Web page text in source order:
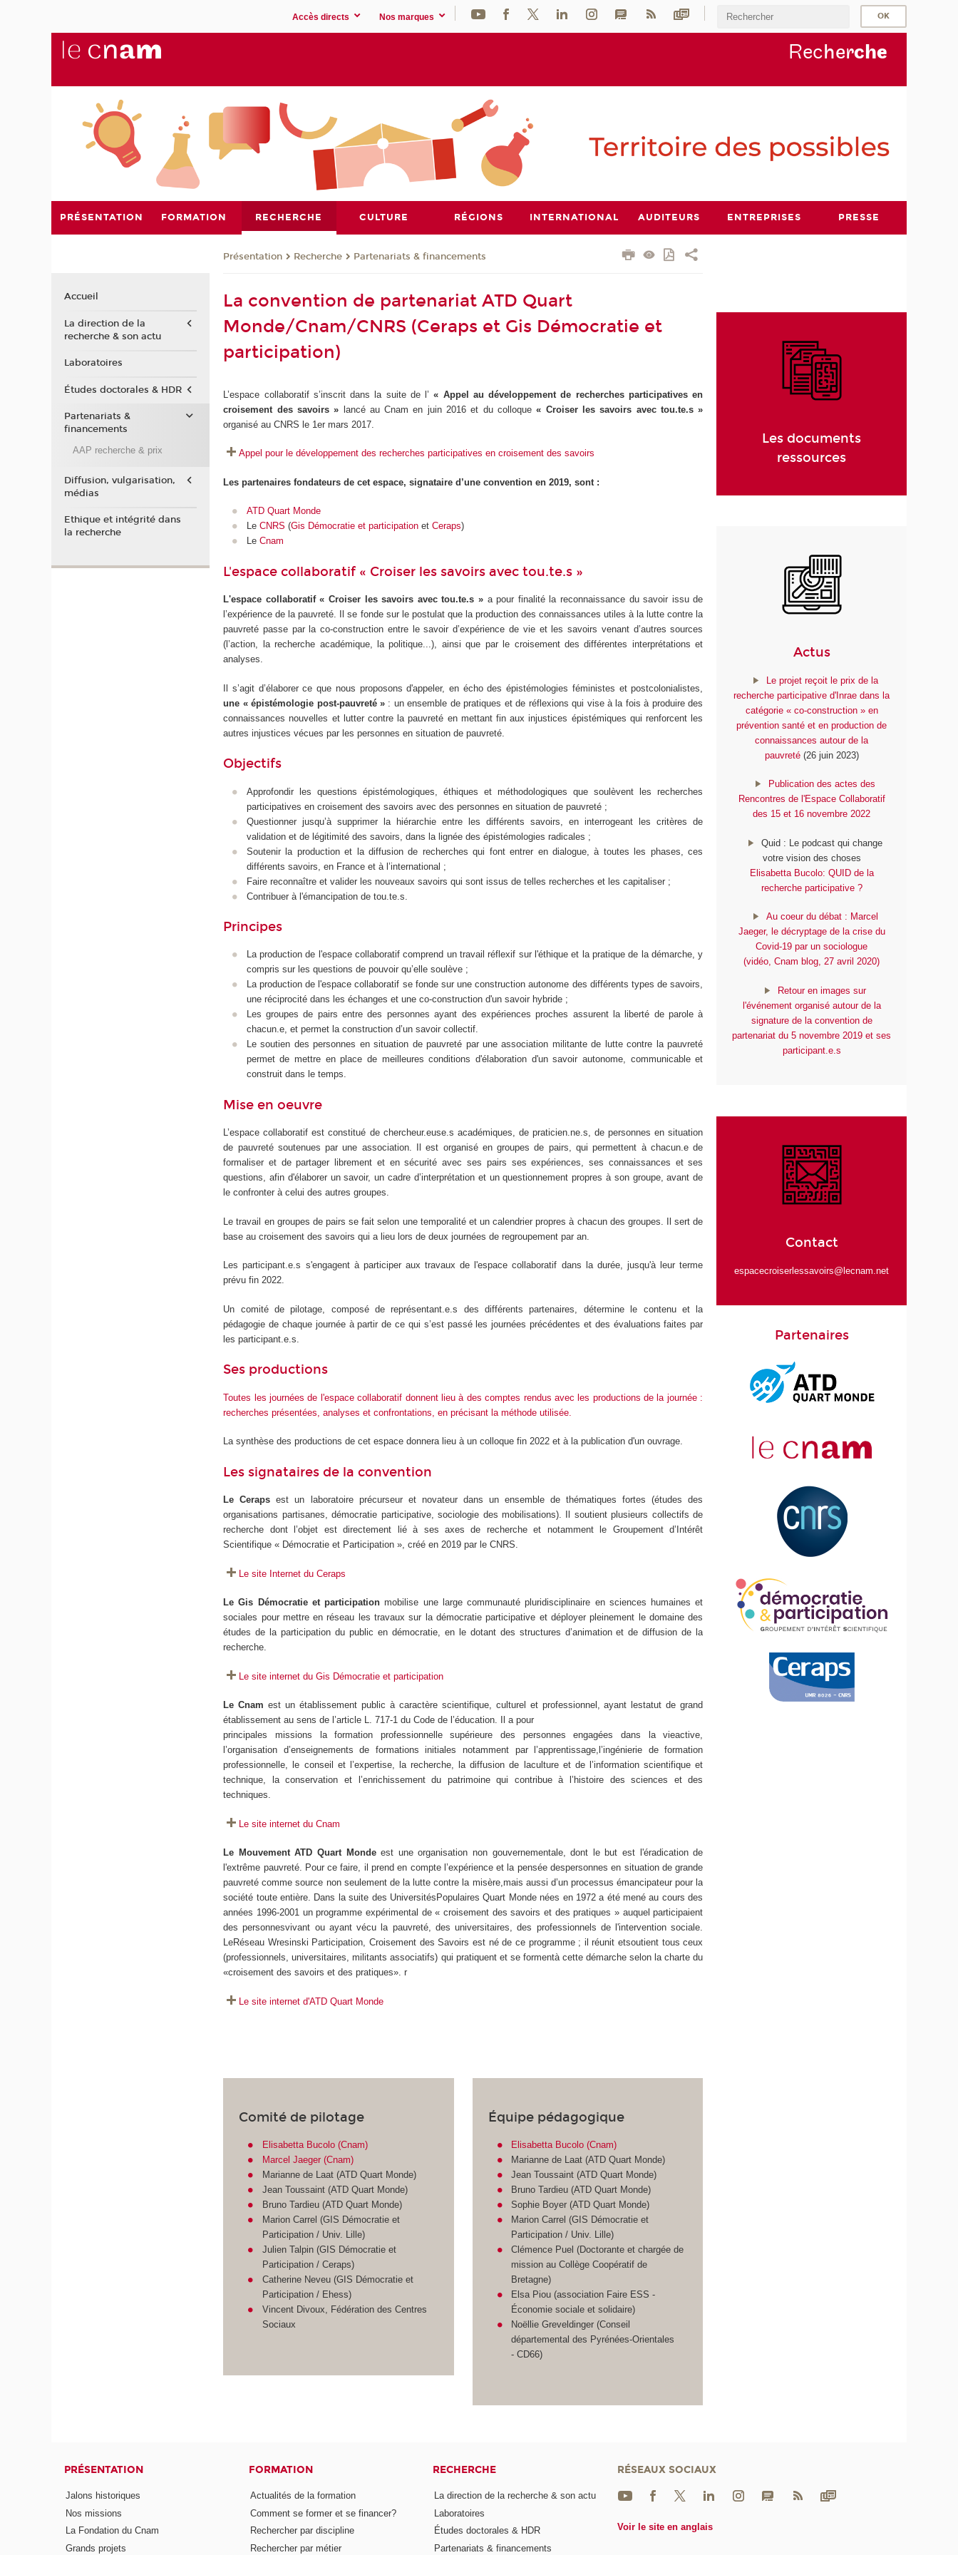
Accès directs Nos marques
Recherche
PRÉSENTATION FORMATION RECHERCHE CULTURE RÉGIONS INTERNATIONAL AUDITEURS ENTREPRISES PRESSE
Présentation Recherche Partenariats & financements
La convention de partenariat ATD Quart
Monde/Cnam/CNRS (Ceraps et Gis Démocratie et
participation)
L’espace collaboratif s’inscrit dans la suite de l’ « Appel au développement de recherches participatives en
croisement des savoirs » lancé au Cnam en juin 2016 et du colloque« Croiser les savoirs avec tou.te.s »
organisé au CNRS le 1er mars 2017.
Appel pour le développement des recherches participatives en croisement des savoirs
Les partenaires fondateurs de cet espace, signataire d’une convention en 2019, sont :
ATD Quart Monde
Le CNRS (Gis Démocratie et participationet Ceraps)
Le Cnam
L'espace collaboratif « Croiser les savoirs avec tou.te.s »
L'espace collaboratif « Croiser les savoirs avec tou.te.s »a pour finalité la reconnaissance du savoir issu de
l’expérience de la pauvreté. Il se fonde sur le postulat que la production des connaissances utiles à la lutte contre la
pauvreté passe par la co-construction entre le savoir d’expérience de vie et les savoirs venant d’autres sources
(l’action, la recherche académique, la politique...), ainsi que par le croisement des différentes interprétations et
analyses.
Il s’agit d’élaborer ce que nous proposons d'appeler, en écho des épistémologies féministes et postcolonialistes,
une « épistémologie post-pauvreté » : un ensemble de pratiques et de réflexions qui vise à la fois à produire des
connaissances nouvelles et lutter contre la pauvreté en mettant fin aux injustices épistémiques qui renforcent les
autres injustices vécues par les personnes en situation de pauvreté.
Objectifs
Approfondir les questions épistémologiques, éthiques et méthodologiques que soulèvent les recherches
participatives en croisement des savoirs avec des personnes en situation de pauvreté ;
Questionner jusqu’à supprimer la hiérarchie entre les différents savoirs, en interrogeant les critères de
validation et de légitimité des savoirs, dans la lignée des épistémologies radicales ;
Soutenir la production et la diffusion de recherches qui font entrer en dialogue, à toutes les phases, ces
différents savoirs, en France et à l’international ;
Faire reconnaître et valider les nouveaux savoirs qui sont issus de telles recherches et les capitaliser ;
Contribuer à l'émancipation de tou.te.s.
Principes
La production de l'espace collaboratif comprend un travail réflexif sur l'éthique et la pratique de la démarche, y
compris sur les questions de pouvoir qu’elle soulève ;
La production de l'espace collaboratif se fonde sur une construction autonome des différents types de savoirs,
une réciprocité dans les échanges et une co-construction d'un savoir hybride ;
Les groupes de pairs entre des personnes ayant des expériences proches assurent la liberté de parole à
chacun.e, et permet la construction d’un savoir collectif.
Le soutien des personnes en situation de pauvreté par une association militante de lutte contre la pauvreté
permet de mettre en place de meilleures conditions d'élaboration d'un savoir autonome, communicable et
construit dans le temps.
Mise en oeuvre
L’espace collaboratif est constitué de chercheur.euse.s académiques, de praticien.ne.s, de personnes en situation
de pauvreté soutenues par une association. Il est organisé en groupes de pairs, qui permettent à chacun.e de
formaliser et de partager librement et en sécurité avec ses pairs ses expériences, ses connaissances et ses
questions, afin d'élaborer un savoir, un cadre d’interprétation et un questionnement propres à son groupe, avant de
le confronter à celui des autres groupes.
Le travail en groupes de pairs se fait selon une temporalité et un calendrier propres à chacun des groupes. Il sert de
base au croisement des savoirs qui a lieu lors de deux journées de regroupement par an.
Les participant.e.s s'engagent à participer aux travaux de l'espace collaboratif dans la durée, jusqu'à leur terme
prévu fin 2022.
Un comité de pilotage, composé de représentant.e.s des différents partenaires, détermine le contenu et la
pédagogie de chaque journée à partir de ce qui s’est passé les journées précédentes et des évaluations faites par
les participant.e.s.
Ses productions
Toutes les journées de l'espace collaboratif donnent lieu à des comptes rendus avec les productions de la journée :
recherches présentées, analyses et confrontations, en précisant la méthode utilisée.
La synthèse des productions de cet espace donnera lieu à un colloque fin 2022 et à la publication d'un ouvrage.
Les signataires de la convention
Le Ceraps est un laboratoire précurseur et novateur dans un ensemble de thématiques fortes (études des
organisations partisanes, démocratie participative, sociologie des mobilisations). Il soutient plusieurs collectifs de
recherche dont l’objet est directement lié à ses axes de recherche et notamment le Groupement d’Intérêt
Scientifique « Démocratie et Participation », créé en 2019 par le CNRS.
Le site Internet du Ceraps
Le Gis Démocratie et participation mobilise une large communauté pluridisciplinaire en sciences humaines et
sociales pour mettre en réseau les travaux sur la démocratie participative et déployer pleinement le domaine des
études de la participation du public en démocratie, en le dotant des structures d’animation et de diffusion de la
recherche.
Le site internet du Gis Démocratie et participation
Le Cnam est un établissement public à caractère scientifique, culturel et professionnel, ayant lestatut de grand
établissement au sens de l’article L. 717-1 du Code de l’éducation. Il a pour
principales missions la formation professionnelle supérieure des personnes engagées dans la vieactive,
l’organisation d’enseignements de formations initiales notamment par l’apprentissage,l’ingénierie de formation
professionnelle, le conseil et l’expertise, la recherche, la diffusion de laculture et de l’information scientifique et
technique, la conservation et l’enrichissement du patrimoine qui contribue à l’histoire des sciences et des
techniques.
Le site internet du Cnam
Le Mouvement ATD Quart Mondeest une organisation non gouvernementale, dont le but est l'éradication de
l'extrême pauvreté. Pour ce faire, il prend en compte l’expérience et la pensée despersonnes en situation de grande
pauvreté comme source non seulement de la lutte contre la misère,mais aussi d’un processus émancipateur pour la
société toute entière. Dans la suite des UniversitésPopulaires Quart Monde nées en 1972 a été mené au cours des
années 1996-2001 un programme expérimental de « croisement des savoirs et des pratiques » auquel participaient
des personnesvivant ou ayant vécu la pauvreté, des universitaires, des professionnels de l'intervention sociale.
LeRéseau Wresinski Participation, Croisement des Savoirs est né de ce programme ; il réunit etsoutient tous ceux
(professionnels, universitaires, militants associatifs) qui pratiquent et se formentà cette démarche selon la charte du
«croisement des savoirs et des pratiques». r
Le site internet d'ATD Quart Monde
Comité de pilotage
Elisabetta Bucolo (Cnam)
Marcel Jaeger (Cnam)
Marianne de Laat (ATD Quart Monde)
Jean Toussaint (ATD Quart Monde)
Bruno Tardieu (ATD Quart Monde)
Marion Carrel (GIS Démocratie et
Participation / Univ. Lille)
Julien Talpin (GIS Démocratie et
Participation / Ceraps)
Catherine Neveu (GIS Démocratie et
Participation / Ehess)
Vincent Divoux, Fédération des Centres
Sociaux
Équipe pédagogique
Elisabetta Bucolo (Cnam)
Marianne de Laat (ATD Quart Monde)
Jean Toussaint (ATD Quart Monde)
Bruno Tardieu (ATD Quart Monde)
Sophie Boyer (ATD Quart Monde)
Marion Carrel (GIS Démocratie et
Participation / Univ. Lille)
Clémence Puel (Doctorante et chargée de
mission au Collège Coopératif de
Bretagne)
Elsa Piou (association Faire ESS -
Économie sociale et solidaire)
Noëllie Greveldinger (Conseil
départemental des Pyrénées-Orientales
- CD66)
Les documents
ressources
Actus
Le projet reçoit le prix de la
recherche participative d'Inrae dans la
catégorie « co-construction » en
prévention santé et en production de
connaissances autour de la
pauvreté(26 juin 2023)
Publication des actes des
Rencontres de l'Espace Collaboratif
des 15 et 16 novembre 2022
Quid : Le podcast qui change
votre vision des choses
Elisabetta Bucolo: QUID de la
recherche participative ?
Au coeur du débat : Marcel
Jaeger, le décryptage de la crise du
Covid-19 par un sociologue
(vidéo, Cnam blog, 27 avril 2020)
Retour en images sur
l'événement organisé autour de la
signature de la convention de
partenariat du 5 novembre 2019 et ses
participant.e.s
Contact
espacecroiserlessavoirs@lecnam.net
Partenaires
Accueil
La direction de la
recherche & son actu
Laboratoires
Études doctorales & HDR
Partenariats &
financements
AAP recherche & prix
Diffusion, vulgarisation,
médias
Ethique et intégrité dans
la recherche
PRÉSENTATION
Jalons historiques
Nos missions
La Fondation du Cnam
Grands projets
FORMATION
Actualités de la formation
Comment se former et se financer?
Rechercher par discipline
Rechercher par métier
RECHERCHE
La direction de la recherche & son actu
Laboratoires
Études doctorales & HDR
Partenariats & financements
RÉSEAUX SOCIAUX
Voir le site en anglais